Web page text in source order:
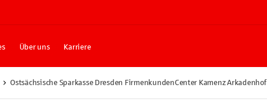
Über uns Karriere
Ostsächsische Sparkasse Dresden FirmenkundenCenter Kamenz Arkadenhof